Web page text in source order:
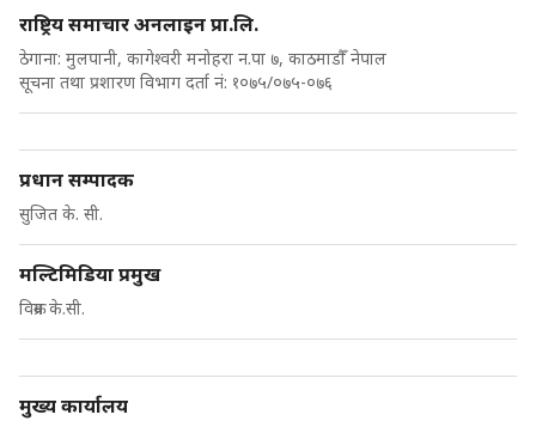
राष्ट्रिय समाचार अनलाइन प्रा.लि.
ठेगाना: मुलपानी, कागेश्वरी मनोहरा न.पा ७, काठमाडौँ नेपाल
सूचना तथा प्रशारण विभाग दर्ता नं: १०७५/०७५-०७६
प्रधान सम्पादक
सुजित के. सी.
मल्टिमिडिया प्रमुख
विक्रम के.सी.
मुख्य कार्यालय